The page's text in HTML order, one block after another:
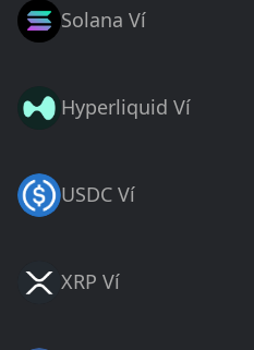
Solana Ví
Hyperliquid Ví
USDC Ví
XRP Ví